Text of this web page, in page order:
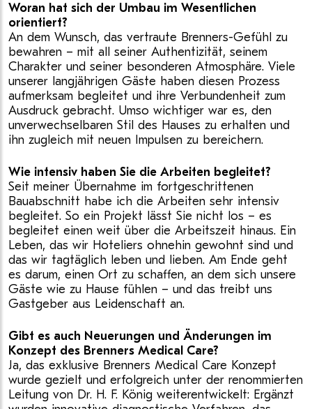
Woran hat sich der Umbau im Wesentlichen
orientiert?
An dem Wunsch, das vertraute Brenners-Gefühl zu
bewahren – mit all seiner Authentizität, seinem
Charakter und seiner besonderen Atmosphäre. Viele
unserer langjährigen Gäste haben diesen Prozess
aufmerksam begleitet und ihre Verbundenheit zum
Ausdruck gebracht. Umso wichtiger war es, den
unverwechselbaren Stil des Hauses zu erhalten und
ihn zugleich mit neuen Impulsen zu bereichern.
Wie intensiv haben Sie die Arbeiten begleitet?
Seit meiner Übernahme im fortgeschrittenen
Bauabschnitt habe ich die Arbeiten sehr intensiv
begleitet. So ein Projekt lässt Sie nicht los – es
begleitet einen weit über die Arbeitszeit hinaus. Ein
Leben, das wir Hoteliers ohnehin gewohnt sind und
das wir tagtäglich leben und lieben. Am Ende geht
es darum, einen Ort zu schaffen, an dem sich unsere
Gäste wie zu Hause fühlen – und das treibt uns
Gastgeber aus Leidenschaft an.
Gibt es auch Neuerungen und Änderungen im
Konzept des Brenners Medical Care?
Ja, das exklusive Brenners Medical Care Konzept
wurde gezielt und erfolgreich unter der renommierten
Leitung von Dr. H. F. König weiterentwickelt: Ergänzt